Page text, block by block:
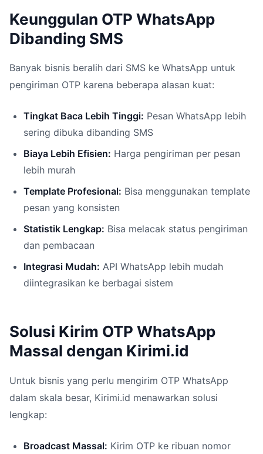
Keunggulan OTP WhatsApp
Dibanding SMS
Banyak bisnis beralih dari SMS ke WhatsApp untuk
pengiriman OTP karena beberapa alasan kuat:
Tingkat Baca Lebih Tinggi: Pesan WhatsApp lebih
sering dibuka dibanding SMS
Biaya Lebih Efisien: Harga pengiriman per pesan
lebih murah
Template Profesional: Bisa menggunakan template
pesan yang konsisten
Statistik Lengkap: Bisa melacak status pengiriman
dan pembacaan
Integrasi Mudah: API WhatsApp lebih mudah
diintegrasikan ke berbagai sistem
Solusi Kirim OTP WhatsApp
Massal dengan Kirimi.id
Untuk bisnis yang perlu mengirim OTP WhatsApp
dalam skala besar, Kirimi.id menawarkan solusi
lengkap:
Broadcast Massal: Kirim OTP ke ribuan nomor